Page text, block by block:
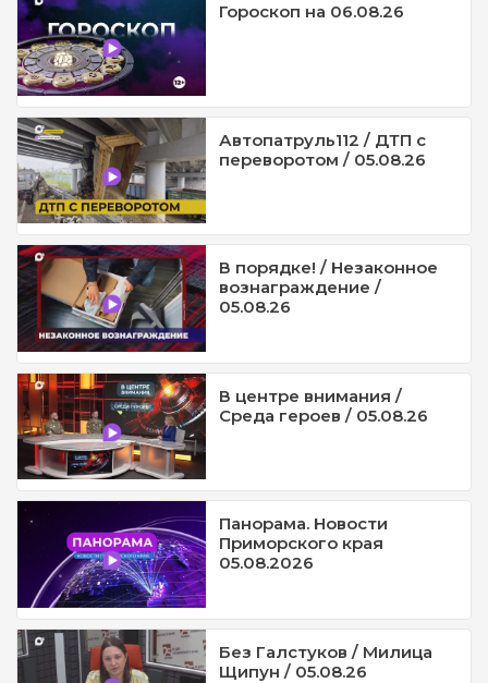
Гороскоп на 06.08.26
Автопатруль112 / ДТП с
переворотом / 05.08.26
В порядке! / Незаконное
вознаграждение /
05.08.26
В центре внимания /
Среда героев / 05.08.26
Панорама. Новости
Приморского края
05.08.2026
Без Галстуков / Милица
Щипун / 05.08.26